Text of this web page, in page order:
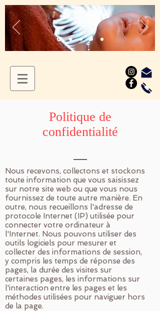
Politique de
confidentialité
Nous recevons, collectons et stockons
toute information que vous saisissez
sur notre site web ou que vous nous
fournissez de toute autre manière. En
outre, nous recueillons l'adresse de
protocole Internet (IP) utilisée pour
connecter votre ordinateur à
l'Internet. Nous pouvons utiliser des
outils logiciels pour mesurer et
collecter des informations de session,
y compris les temps de réponse des
pages, la durée des visites sur
certaines pages, les informations sur
l'interaction entre les pages et les
méthodes utilisées pour naviguer hors
de la page.